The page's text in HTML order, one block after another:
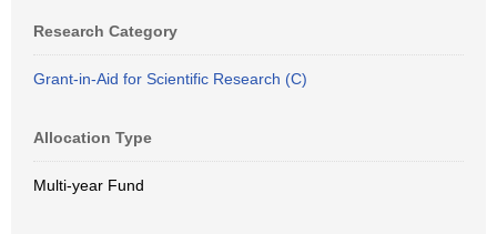
Research Category
Grant-in-Aid for Scientific Research (C)
Allocation Type
Multi-year Fund